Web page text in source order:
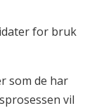
for bruk
som de har
vil